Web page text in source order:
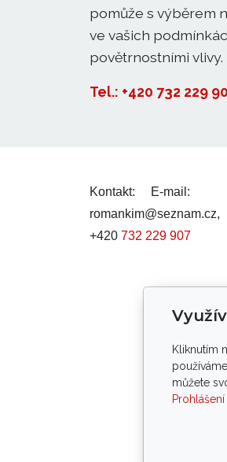
pomůže s výběrem
ve vašich
povětrnostními vlivy.
Tel.: +420 732 229
Kontakt:
E-mail:
+420 732 229 907
Kliknutím
můžete